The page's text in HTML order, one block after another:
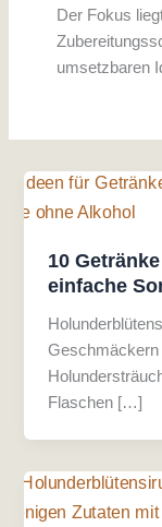
Der Fokus
umsetzbaren
10
einfache
Flaschen […]